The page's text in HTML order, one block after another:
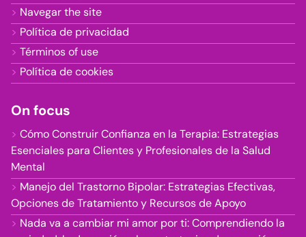
Navegar the site
Política de privacidad
Términos of use
Política de cookies
On focus
Cómo Construir Confianza en la Terapia: Estrategias
Esenciales para Clientes y Profesionales de la Salud
Mental
Manejo del Trastorno Bipolar: Estrategias Efectivas,
Opciones de Tratamiento y Recursos de Apoyo
Nada va a cambiar mi amor por ti: Comprendiendo la